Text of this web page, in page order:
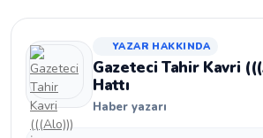
YAZAR HAKKINDA
Gazeteci Tahir Kavri
Hattı
Haber yazarı